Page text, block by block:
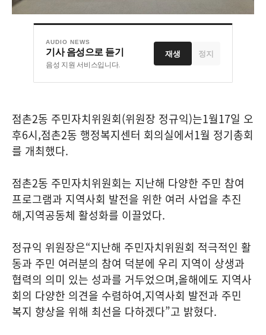
AUDIO NEWS
기사 음성으로 듣기
음성 지원 서비스입니다.
재생 정지
점촌2동 주민자치위원회(위원장 정규익)는1월17일 오
후6시,점촌2동 행정복지센터 회의실에서1월 정기총회
를 개최했다.
점촌2동 주민자치위원회는 지난해 다양한 주민 참여
프로그램과 지역사회 발전을 위한 여러 사업을 추진
해,지역공동체 활성화를 이끌었다.
정규익 위원장은“지난해 주민자치위원회 적극적인 활
동과 주민 여러분의 참여 덕분에 우리 지역이 상생과
협력의 의미 있는 성과를 거두었으며,올해에도 지역사
회의 다양한 의견을 수렴하여,지역사회 발전과 주민
복지 향상을 위해 최선을 다하겠다”고 밝혔다.